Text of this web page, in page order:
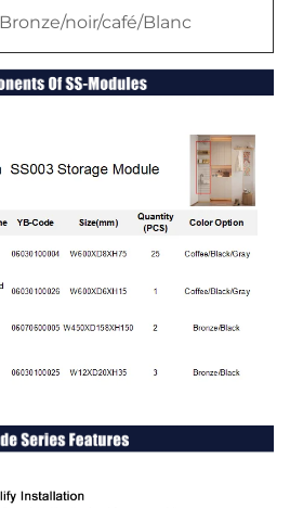
Bronze/noir/café/Blanc